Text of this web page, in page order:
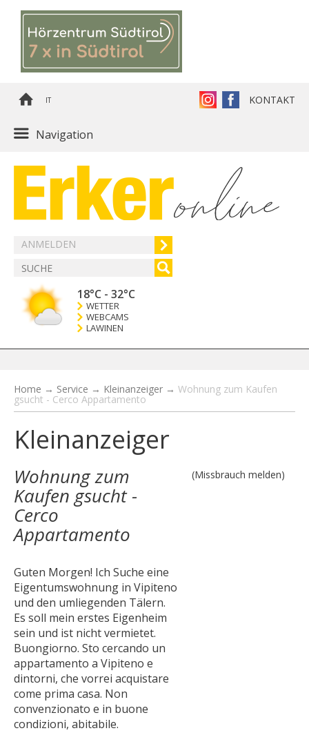
IT KONTAKT
Navigation
ANMELDEN
18°C - 32°C
WETTER
WEBCAMS
LAWINEN
Home → Service → Kleinanzeiger → Wohnung zum Kaufen
gsucht - Cerco Appartamento
Kleinanzeiger
Wohnung zum
Kaufen gsucht -
Cerco
Appartamento
Guten Morgen! Ich Suche eine
Eigentumswohnung in Vipiteno
und den umliegenden Tälern.
Es soll mein erstes Eigenheim
sein und ist nicht vermietet.
Buongiorno. Sto cercando un
appartamento a Vipiteno e
dintorni, che vorrei acquistare
come prima casa. Non
convenzionato e in buone
condizioni, abitabile.
(Missbrauch melden)